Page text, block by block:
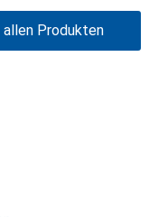
allen Produkten